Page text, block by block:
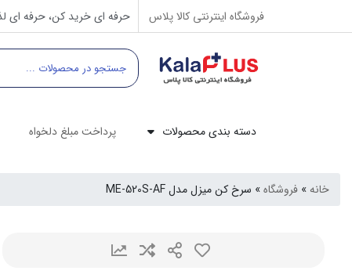
فروشگاه اینترنتی کالا پلاس حرفه ای خرید کن، حرفه ای
دسته بندی محصولات پرداخت مبلغ دلخواه
خانه» فروشگاه» سرخ کن میزل مدل ME-520S-AF